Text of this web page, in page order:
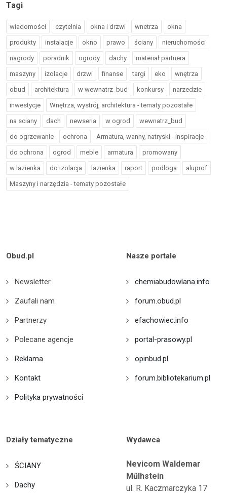
Tagi
wiadomości czytelnia okna i drzwi wnetrza okna
produkty instalacje okno prawo ściany nieruchomości
nagrody poradnik ogrody dachy materiał partnera
maszyny izolacje drzwi finanse targi eko wnętrza
obud architektura w wewnatrz_bud konkursy narzedzie
inwestycje Wnętrza, wystrój, architektura - tematy pozostałe
na sciany dach newseria w ogrod wewnatrz_bud
do ogrzewanie ochrona Armatura, wanny, natryski - inspiracje
do ochrona ogrod meble armatura promowany
w lazienka do izolacja lazienka raport podloga aluprof
Maszyny i narzędzia - tematy pozostałe
Obud.pl
Newsletter
Zaufali nam
Partnerzy
Polecane agencje
Reklama
Kontakt
Polityka prywatności
Nasze portale
chemiabudowlana.info
forum.obud.pl
efachowiec.info
portal-prasowy.pl
opinbud.pl
forum.bibliotekarium.pl
Działy tematyczne
ŚCIANY
Dachy
Wydawca
Nevicom Waldemar
Műlhstein
ul. R. Kaczmarczyka 17